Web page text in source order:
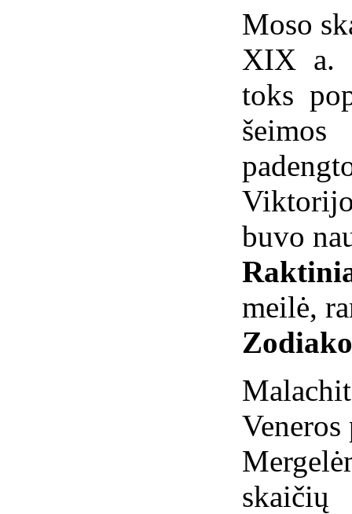
Moso
XIX a.
toks
buvo
meilė,